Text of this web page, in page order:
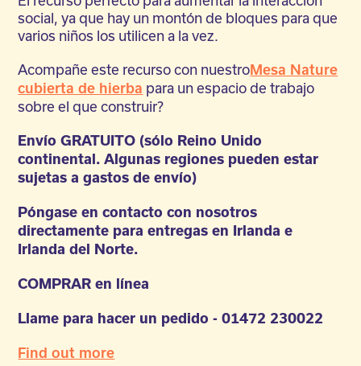
social, ya que hay un montón de bloques para que
varios niños los utilicen a la vez.
Acompañe este recurso con nuestroMesa Nature
cubierta de hierba para un espacio de trabajo
sobre el que construir?
Envío GRATUITO (sólo Reino Unido
continental. Algunas regiones pueden estar
sujetas a gastos de envío)
Póngase en contacto con nosotros
directamente para entregas en Irlanda e
Irlanda del Norte.
COMPRAR en línea
Llame para hacer un pedido - 01472 230022
Find out more